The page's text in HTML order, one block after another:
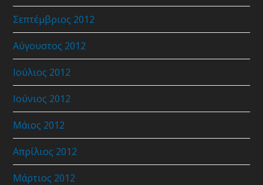
Σεπτέμβριος 2012
Αύγουστος 2012
Ιούλιος 2012
Ιούνιος 2012
Μάιος 2012
Απρίλιος 2012
Μάρτιος 2012